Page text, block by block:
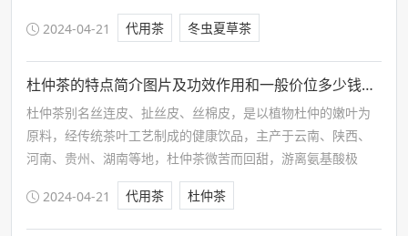
草。表面色泽最为黄净，其他产地虫草色或淡，或泛红而灰
白。以西藏那曲虫草和青海玉树虫草为佳。
2024-04-21 代用茶 冬虫夏草茶
杜仲茶的特点简介图片及功效作用和一般价位多少钱一斤
杜仲茶别名丝连皮、扯丝皮、丝棉皮，是以植物杜仲的嫩叶为
原料，经传统茶叶工艺制成的健康饮品，主产于云南、陕西、
河南、贵州、湖南等地，杜仲茶微苦而回甜，游离氨基酸极
少，含有少量蛋白质，另外还含有有锌、铜、铁等微量元素，
及钙、磷、钾、镁等宏量元素。
2024-04-21 代用茶 杜仲茶